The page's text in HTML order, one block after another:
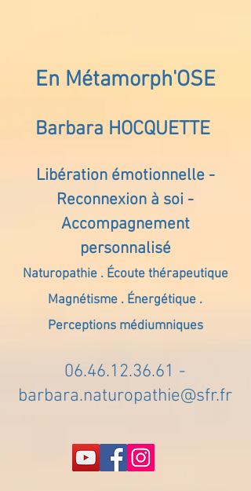
En Métamorph'OSE
Barbara HOCQUETTE
Libération émotionnelle -
Reconnexion à soi -
Accompagnement
personnalisé
Naturopathie . Écoute thérapeutique
Magnétisme . Énergétique .
Perceptions médiumniques
06.46.12.36.61 -
barbara.naturopathie@sfr.fr